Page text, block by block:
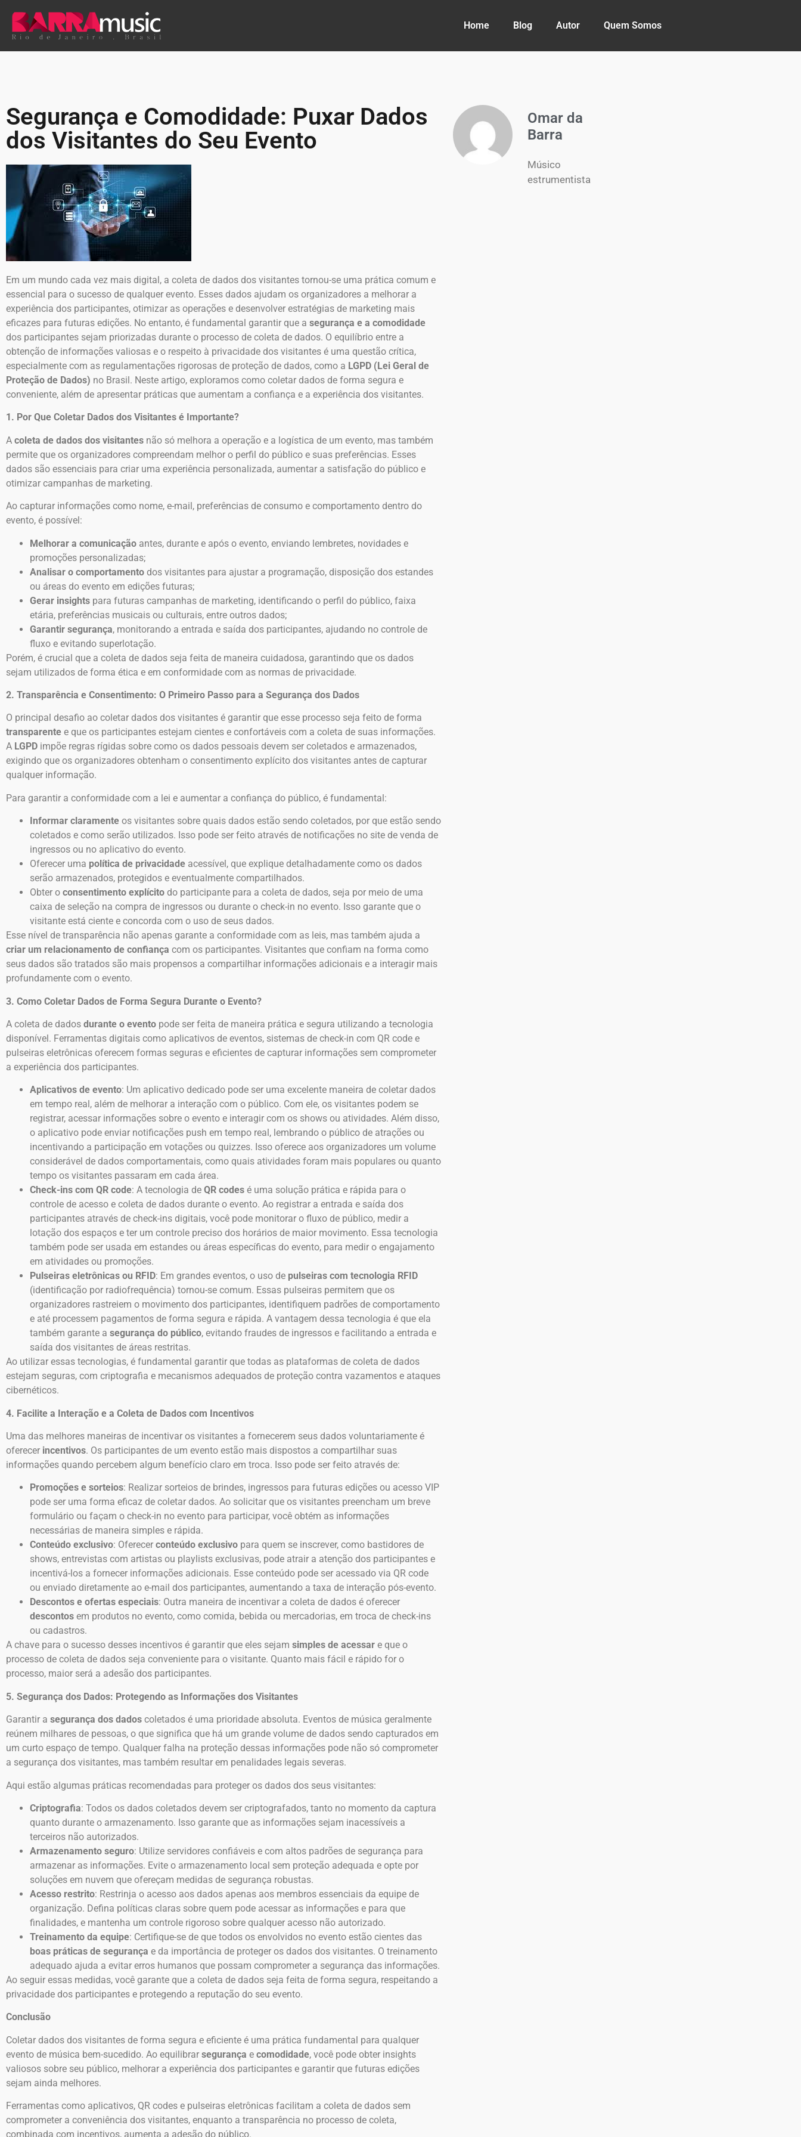
Home Blog Autor Quem Somos
Segurança e Comodidade: Puxar Dados
dos Visitantes do Seu Evento
Em um mundo cada vez mais digital, a coleta de dados dos visitantes tornou-se uma prática comum e
essencial para o sucesso de qualquer evento. Esses dados ajudam os organizadores a melhorar a
experiência dos participantes, otimizar as operações e desenvolver estratégias de marketing mais
eficazes para futuras edições. No entanto, é fundamental garantir que a segurança e a comodidade
dos participantes sejam priorizadas durante o processo de coleta de dados. O equilíbrio entre a
obtenção de informações valiosas e o respeito à privacidade dos visitantes é uma questão crítica,
especialmente com as regulamentações rigorosas de proteção de dados, como a LGPD (Lei Geral de
Proteção de Dados) no Brasil. Neste artigo, exploramos como coletar dados de forma segura e
conveniente, além de apresentar práticas que aumentam a confiança e a experiência dos visitantes.
1. Por Que Coletar Dados dos Visitantes é Importante?
A coleta de dados dos visitantes não só melhora a operação e a logística de um evento, mas também
permite que os organizadores compreendam melhor o perfil do público e suas preferências. Esses
dados são essenciais para criar uma experiência personalizada, aumentar a satisfação do público e
otimizar campanhas de marketing.
Ao capturar informações como nome, e-mail, preferências de consumo e comportamento dentro do
evento, é possível:
Melhorar a comunicação antes, durante e após o evento, enviando lembretes, novidades e
promoções personalizadas;
Analisar o comportamento dos visitantes para ajustar a programação, disposição dos estandes
ou áreas do evento em edições futuras;
Gerar insights para futuras campanhas de marketing, identificando o perfil do público, faixa
etária, preferências musicais ou culturais, entre outros dados;
Garantir segurança, monitorando a entrada e saída dos participantes, ajudando no controle de
fluxo e evitando superlotação.
Porém, é crucial que a coleta de dados seja feita de maneira cuidadosa, garantindo que os dados
sejam utilizados de forma ética e em conformidade com as normas de privacidade.
2. Transparência e Consentimento: O Primeiro Passo para a Segurança dos Dados
O principal desafio ao coletar dados dos visitantes é garantir que esse processo seja feito de forma
transparente e que os participantes estejam cientes e confortáveis com a coleta de suas informações.
A LGPD impõe regras rígidas sobre como os dados pessoais devem ser coletados e armazenados,
exigindo que os organizadores obtenham o consentimento explícito dos visitantes antes de capturar
qualquer informação.
Para garantir a conformidade com a lei e aumentar a confiança do público, é fundamental:
Informar claramente os visitantes sobre quais dados estão sendo coletados, por que estão sendo
coletados e como serão utilizados. Isso pode ser feito através de notificações no site de venda de
ingressos ou no aplicativo do evento.
Oferecer uma política de privacidade acessível, que explique detalhadamente como os dados
serão armazenados, protegidos e eventualmente compartilhados.
Obter o consentimento explícito do participante para a coleta de dados, seja por meio de uma
caixa de seleção na compra de ingressos ou durante o check-in no evento. Isso garante que o
visitante está ciente e concorda com o uso de seus dados.
Esse nível de transparência não apenas garante a conformidade com as leis, mas também ajuda a
criar um relacionamento de confiança com os participantes. Visitantes que confiam na forma como
seus dados são tratados são mais propensos a compartilhar informações adicionais e a interagir mais
profundamente com o evento.
3. Como Coletar Dados de Forma Segura Durante o Evento?
A coleta de dados durante o evento pode ser feita de maneira prática e segura utilizando a tecnologia
disponível. Ferramentas digitais como aplicativos de eventos, sistemas de check-in com QR code e
pulseiras eletrônicas oferecem formas seguras e eficientes de capturar informações sem comprometer
a experiência dos participantes.
Aplicativos de evento: Um aplicativo dedicado pode ser uma excelente maneira de coletar dados
em tempo real, além de melhorar a interação com o público. Com ele, os visitantes podem se
registrar, acessar informações sobre o evento e interagir com os shows ou atividades. Além disso,
o aplicativo pode enviar notificações push em tempo real, lembrando o público de atrações ou
incentivando a participação em votações ou quizzes. Isso oferece aos organizadores um volume
considerável de dados comportamentais, como quais atividades foram mais populares ou quanto
tempo os visitantes passaram em cada área.
Check-ins com QR code: A tecnologia de QR codes é uma solução prática e rápida para o
controle de acesso e coleta de dados durante o evento. Ao registrar a entrada e saída dos
participantes através de check-ins digitais, você pode monitorar o fluxo de público, medir a
lotação dos espaços e ter um controle preciso dos horários de maior movimento. Essa tecnologia
também pode ser usada em estandes ou áreas específicas do evento, para medir o engajamento
em atividades ou promoções.
Pulseiras eletrônicas ou RFID: Em grandes eventos, o uso de pulseiras com tecnologia RFID
(identificação por radiofrequência) tornou-se comum. Essas pulseiras permitem que os
organizadores rastreiem o movimento dos participantes, identifiquem padrões de comportamento
e até processem pagamentos de forma segura e rápida. A vantagem dessa tecnologia é que ela
também garante a segurança do público, evitando fraudes de ingressos e facilitando a entrada e
saída dos visitantes de áreas restritas.
Ao utilizar essas tecnologias, é fundamental garantir que todas as plataformas de coleta de dados
estejam seguras, com criptografia e mecanismos adequados de proteção contra vazamentos e ataques
cibernéticos.
4. Facilite a Interação e a Coleta de Dados com Incentivos
Uma das melhores maneiras de incentivar os visitantes a fornecerem seus dados voluntariamente é
oferecer incentivos. Os participantes de um evento estão mais dispostos a compartilhar suas
informações quando percebem algum benefício claro em troca. Isso pode ser feito através de:
Promoções e sorteios: Realizar sorteios de brindes, ingressos para futuras edições ou acesso VIP
pode ser uma forma eficaz de coletar dados. Ao solicitar que os visitantes preencham um breve
formulário ou façam o check-in no evento para participar, você obtém as informações
necessárias de maneira simples e rápida.
Conteúdo exclusivo: Oferecer conteúdo exclusivo para quem se inscrever, como bastidores de
shows, entrevistas com artistas ou playlists exclusivas, pode atrair a atenção dos participantes e
incentivá-los a fornecer informações adicionais. Esse conteúdo pode ser acessado via QR code
ou enviado diretamente ao e-mail dos participantes, aumentando a taxa de interação pós-evento.
Descontos e ofertas especiais: Outra maneira de incentivar a coleta de dados é oferecer
descontos em produtos no evento, como comida, bebida ou mercadorias, em troca de check-ins
ou cadastros.
A chave para o sucesso desses incentivos é garantir que eles sejam simples de acessar e que o
processo de coleta de dados seja conveniente para o visitante. Quanto mais fácil e rápido for o
processo, maior será a adesão dos participantes.
5. Segurança dos Dados: Protegendo as Informações dos Visitantes
Garantir a segurança dos dados coletados é uma prioridade absoluta. Eventos de música geralmente
reúnem milhares de pessoas, o que significa que há um grande volume de dados sendo capturados em
um curto espaço de tempo. Qualquer falha na proteção dessas informações pode não só comprometer
a segurança dos visitantes, mas também resultar em penalidades legais severas.
Aqui estão algumas práticas recomendadas para proteger os dados dos seus visitantes:
Criptografia: Todos os dados coletados devem ser criptografados, tanto no momento da captura
quanto durante o armazenamento. Isso garante que as informações sejam inacessíveis a
terceiros não autorizados.
Armazenamento seguro: Utilize servidores confiáveis e com altos padrões de segurança para
armazenar as informações. Evite o armazenamento local sem proteção adequada e opte por
soluções em nuvem que ofereçam medidas de segurança robustas.
Acesso restrito: Restrinja o acesso aos dados apenas aos membros essenciais da equipe de
organização. Defina políticas claras sobre quem pode acessar as informações e para que
finalidades, e mantenha um controle rigoroso sobre qualquer acesso não autorizado.
Treinamento da equipe: Certifique-se de que todos os envolvidos no evento estão cientes das
boas práticas de segurança e da importância de proteger os dados dos visitantes. O treinamento
adequado ajuda a evitar erros humanos que possam comprometer a segurança das informações.
Ao seguir essas medidas, você garante que a coleta de dados seja feita de forma segura, respeitando a
privacidade dos participantes e protegendo a reputação do seu evento.
Conclusão
Coletar dados dos visitantes de forma segura e eficiente é uma prática fundamental para qualquer
evento de música bem-sucedido. Ao equilibrar segurança e comodidade, você pode obter insights
valiosos sobre seu público, melhorar a experiência dos participantes e garantir que futuras edições
sejam ainda melhores.
Ferramentas como aplicativos, QR codes e pulseiras eletrônicas facilitam a coleta de dados sem
comprometer a conveniência dos visitantes, enquanto a transparência no processo de coleta,
combinada com incentivos, aumenta a adesão do público.
Omar da
Barra
Músico
estrumentista